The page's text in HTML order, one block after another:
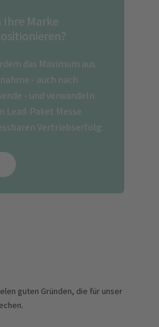
Ihre Marke
das Maximum aus
- auch nach
- und verwandeln
Lead-Paket Messe
Vertriebserfolg.
guten Gründen, die für unser